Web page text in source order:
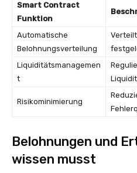
Smart Contract
Funktion
Automatische
Belohnungsverteilung
Verteilt
Liquiditätsmanagemen
t
Risikominimierung
Belohnungen und
wissen musst